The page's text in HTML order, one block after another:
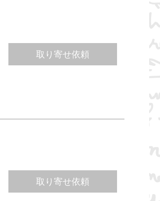
取り寄せ依頼
取り寄せ依頼